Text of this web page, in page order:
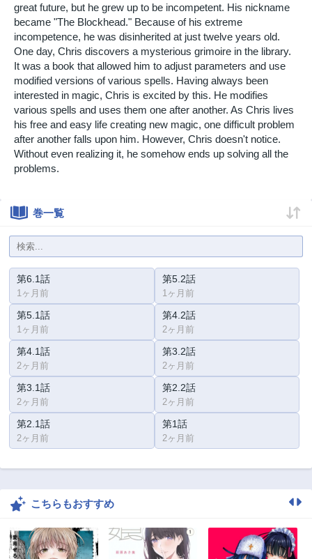
great future, but he grew up to be incompetent. His nickname
became "The Blockhead." Because of his extreme
incompetence, he was disinherited at just twelve years old.
One day, Chris discovers a mysterious grimoire in the library.
It was a book that allowed him to adjust parameters and use
modified versions of various spells. Having always been
interested in magic, Chris is excited by this. He modifies
various spells and uses them one after another. As Chris lives
his free and easy life creating new magic, one difficult problem
after another falls upon him. However, Chris doesn't notice.
Without even realizing it, he somehow ends up solving all the
problems.
巻一覧
第6.1話
1ヶ月前
第5.2話
1ヶ月前
第5.1話
1ヶ月前
第4.2話
2ヶ月前
第4.1話
2ヶ月前
第3.2話
2ヶ月前
第3.1話
2ヶ月前
第2.2話
2ヶ月前
第2.1話
2ヶ月前
第1話
2ヶ月前
こちらもおすすめ